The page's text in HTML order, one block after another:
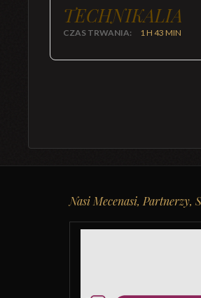
TECHNIKALIA
CZAS TRWANIA: 1 H 43 MIN
Nasi Mecenasi, Partnerzy,